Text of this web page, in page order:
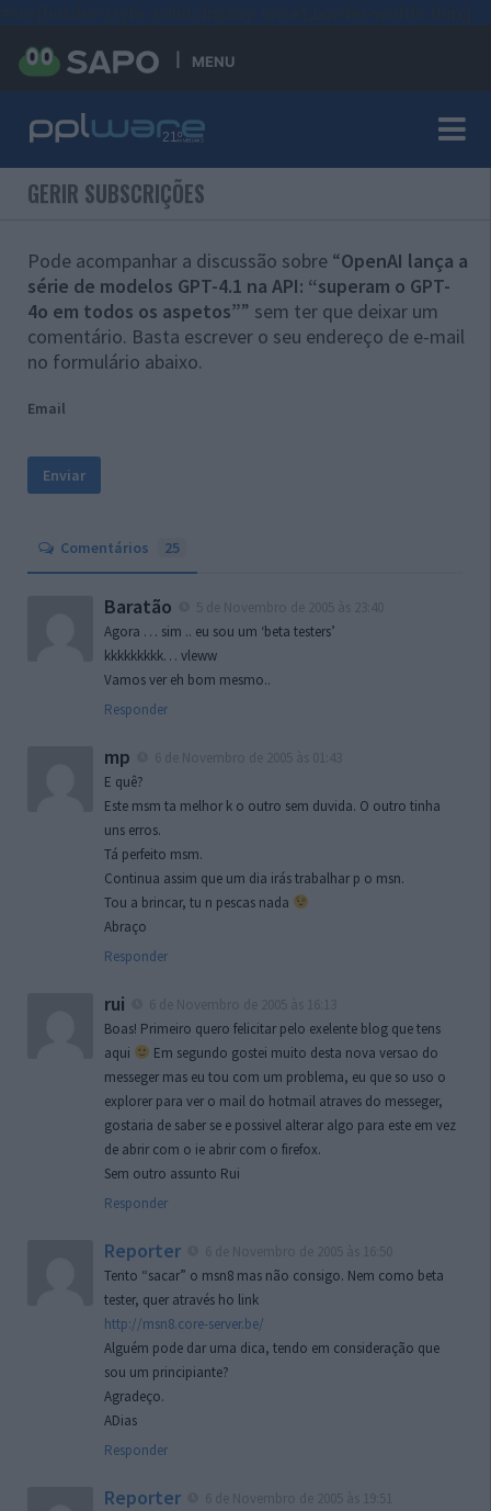
MENU
GERIR SUBSCRIÇÕES
Pode acompanhar a discussão sobre “OpenAI lança a
série de modelos GPT-4.1 na API: “superam o GPT-
4o em todos os aspetos”” sem ter que deixar um
comentário. Basta escrever o seu endereço de e-mail
no formulário abaixo.
Email
Comentários 25
Baratão
Agora … sim .. eu sou um ‘beta testers’
kkkkkkkkk… vleww
Vamos ver eh bom mesmo..
Responder
mp
E quê?
Este msm ta melhor k o outro sem duvida. O outro tinha
uns erros.
Tá perfeito msm.
Continua assim que um dia irás trabalhar p o msn.
Tou a brincar, tu n pescas nada
Abraço
Responder
rui
Boas! Primeiro quero felicitar pelo exelente blog que tens
aqui
Em segundo gostei muito desta nova versao do
messeger mas eu tou com um problema, eu que so uso o
explorer para ver o mail do hotmail atraves do messeger,
gostaria de saber se e possivel alterar algo para este em vez
de abrir com o ie abrir com o firefox.
Sem outro assunto Rui
Responder
Reporter
Tento “sacar” o msn8 mas não consigo. Nem como beta
tester, quer através ho link
http://msn8.core-server.be/
Alguém pode dar uma dica, tendo em consideração que
sou um principiante?
Agradeço.
ADias
Responder
Reporter